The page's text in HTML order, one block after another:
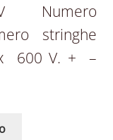
Numero
stringhe
600 V. + –